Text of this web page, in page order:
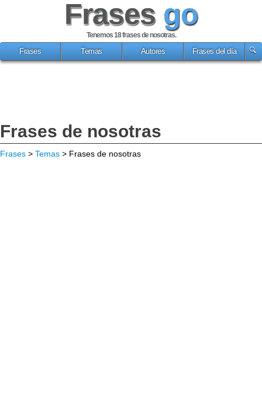
Frases go
Tenemos 18frases de nosotras.
Frases
Temas Autores Frases del día
Frases de nosotras
Frases > Temas > Frases de nosotras